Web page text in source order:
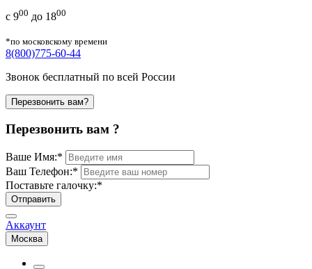
с 900 до 1800
*по московскому времени
8(800)775-60-44
Звонок бесплатный по всей России
Перезвонить вам?
Перезвонить вам ?
Ваше Имя:*
Ваш Телефон:*
Поставьте галочку:*
Отправить
Аккаунт
Москва